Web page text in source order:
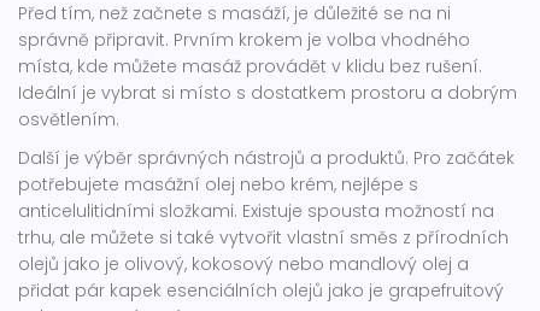
Před tím, než začnete s masáží, je důležité se na ni
správně připravit. Prvním krokem je volba vhodného
místa, kde můžete masáž provádět v klidu bez rušení.
Ideální je vybrat si místo s dostatkem prostoru a dobrým
osvětlením.
Další je výběr správných nástrojů a produktů. Pro začátek
potřebujete masážní olej nebo krém, nejlépe s
anticelulitidními složkami. Existuje spousta možností na
trhu, ale můžete si také vytvořit vlastní směs z přírodních
olejů jako je olivový, kokosový nebo mandlový olej a
přidat pár kapek esenciálních olejů jako je grapefruitový